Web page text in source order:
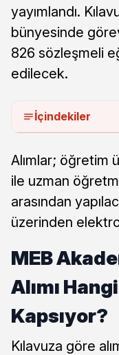
yayımlandı.
bünyesinde
826 sözleşmeli
edilecek.
İçindekiler
Alımlar; öğretim
ile uzman
arasından
üzerinden
MEB
Alımı
Kapsıyor?
Kılavuza göre